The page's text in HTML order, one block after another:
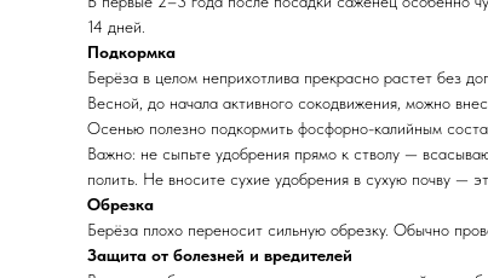
14 дней.
Подкормка
Берёза в целом неприхотлива прекрасно растет без
Весной, до начала активного сокодвижения, можно
Осенью полезно подкормить фосфорно-калийным
Важно: не сыпьте удобрения прямо к стволу —
полить. Не вносите сухие удобрения в сухую почву —
Обрезка
Берёза плохо переносит сильную обрезку. Обычно
Защита от болезней и вредителей